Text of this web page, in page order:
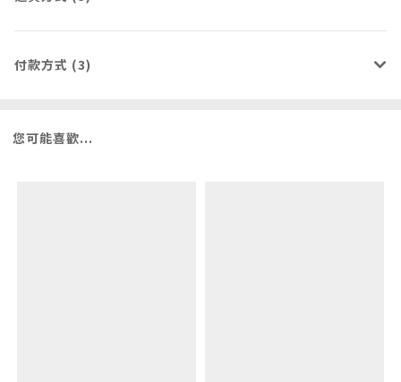
付款方式 (3)
您可能喜歡...